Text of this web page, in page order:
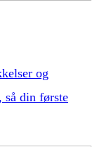
og
så din første